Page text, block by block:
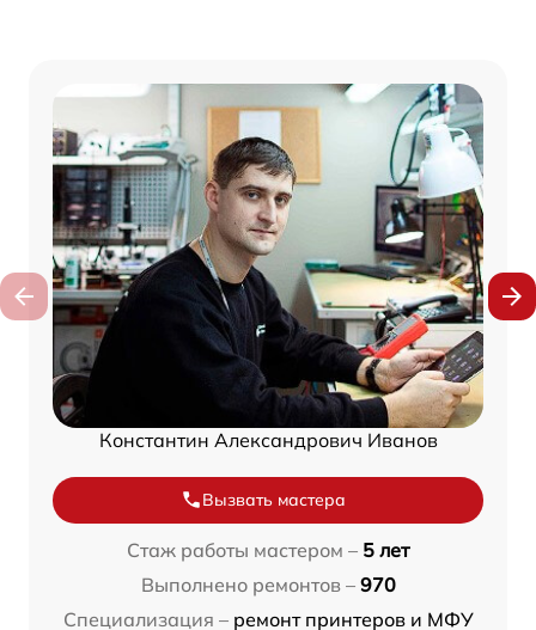
Константин Александрович Иванов
Вызвать мастера
Стаж работы мастером – 5 лет
Выполнено ремонтов – 970
Специализация – ремонт принтеров и МФУ